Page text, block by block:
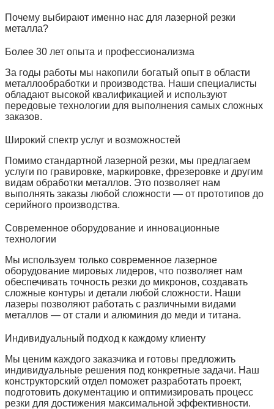
Почему выбирают именно нас для лазерной резки
металла?
Более 30 лет опыта и профессионализма
За годы работы мы накопили богатый опыт в области
металлообработки и производства. Наши специалисты
обладают высокой квалификацией и используют
передовые технологии для выполнения самых сложных
заказов.
Широкий спектр услуг и возможностей
Помимо стандартной лазерной резки, мы предлагаем
услуги по гравировке, маркировке, фрезеровке и другим
видам обработки металлов. Это позволяет нам
выполнять заказы любой сложности — от прототипов до
серийного производства.
Современное оборудование и инновационные
технологии
Мы используем только современное лазерное
оборудование мировых лидеров, что позволяет нам
обеспечивать точность резки до микронов, создавать
сложные контуры и детали любой сложности. Наши
лазеры позволяют работать с различными видами
металлов — от стали и алюминия до меди и титана.
Индивидуальный подход к каждому клиенту
Мы ценим каждого заказчика и готовы предложить
индивидуальные решения под конкретные задачи. Наш
конструкторский отдел поможет разработать проект,
подготовить документацию и оптимизировать процесс
резки для достижения максимальной эффективности.